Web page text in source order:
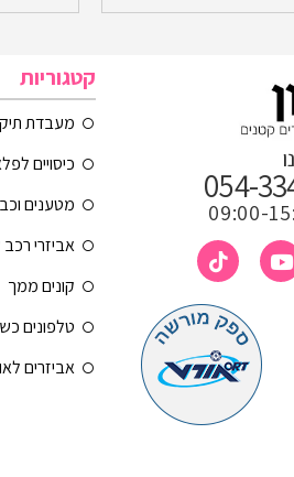
054-
קטגוריות
מעבדת
כיסויים
מטענים
אביזרי
קונים ממך
טלפונים
אביזרים